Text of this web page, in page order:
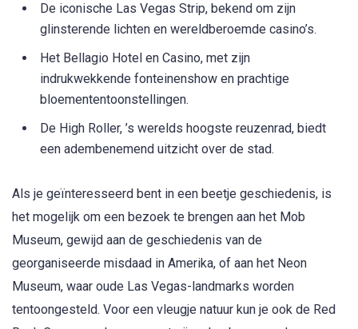
De iconische Las Vegas Strip, bekend om zijn
glinsterende lichten en wereldberoemde casino’s.
Het Bellagio Hotel en Casino, met zijn
indrukwekkende fonteinenshow en prachtige
bloemententoonstellingen.
De High Roller, ’s werelds hoogste reuzenrad, biedt
een adembenemend uitzicht over de stad.
Als je geïnteresseerd bent in een beetje geschiedenis, is
het mogelijk om een bezoek te brengen aan het Mob
Museum, gewijd aan de geschiedenis van de
georganiseerde misdaad in Amerika, of aan het Neon
Museum, waar oude Las Vegas-landmarks worden
tentoongesteld. Voor een vleugje natuur kun je ook de Red